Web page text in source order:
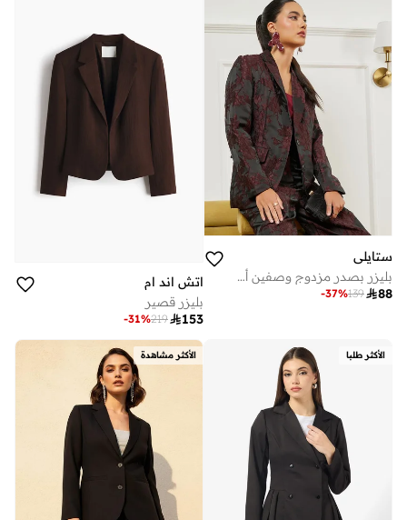
ستايلي
بليزر بصدر مزدوج وصفين أزرار مع تفاصيل جاكار
88
139
-37%
اتش اند ام
بليزر قصير
153
219
-31%
الأكثر طلبا الأكثر مشاهدة